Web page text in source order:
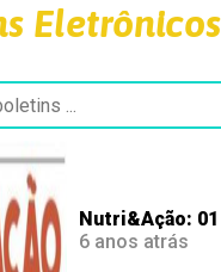
Eletrônicos
Nutri&Ação: 01
6 anos atrás